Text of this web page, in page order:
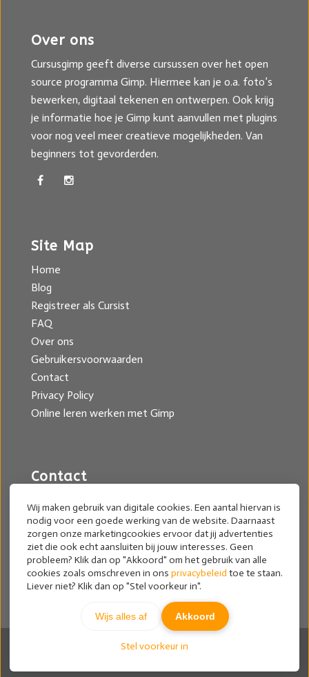
Over ons
Cursusgimp geeft diverse cursussen over het open
source programma Gimp. Hiermee kan je o.a. foto’s
bewerken, digitaal tekenen en ontwerpen. Ook krijg
je informatie hoe je Gimp kunt aanvullen met plugins
voor nog veel meer creatieve mogelijkheden. Van
beginners tot gevorderden.
Site Map
Home
Blog
Registreer als Cursist
FAQ
Over ons
Gebruikersvoorwaarden
Contact
Privacy Policy
Online leren werken met Gimp
Contact
mariel@cursusgimp.nl
Archief nieuwsbrief
Wij maken gebruik van digitale cookies. Een aantal hiervan is
nodig voor een goede werking van de website. Daarnaast
zorgen onze marketingcookies ervoor dat jij advertenties
ziet die ook echt aansluiten bij jouw interesses. Geen
probleem? Klik dan op "Akkoord" om het gebruik van alle
cookies zoals omschreven in ons privacybeleid toe te staan.
Liever niet? Klik dan op "Stel voorkeur in".
Stel voorkeur in
Wijs alles af Akkoord